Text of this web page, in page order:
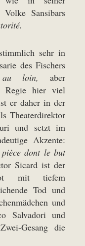
Sansibars
sehr in
des Fischers
loin, aber
Regie hier viel
er daher in der
Theaterdirektor
und setzt im
Akzente:
dont le but
Sicard ist der
mit tiefem
Tod und
und
Salvadori und
Gesang die